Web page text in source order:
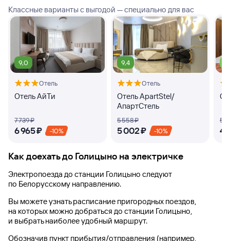
Классные варианты с выгодой — специально для вас
9,0
Отель
Отель АйТи
7 ⁠739 ⁠₽
6 ⁠965 ⁠₽ -10%
9,4
Отель
Отель ApartStel/
АпартСтель
5 ⁠558 ⁠₽
5 ⁠002 ⁠₽ -10%
5
4
Как доехать до Голицыно на электричке
Электропоезда до станции Голицыно следуют
по Белорусскому направлению.
Вы можете узнать расписание пригородных поездов,
на которых можно добраться до станции Голицыно,
и выбрать наиболее удобный маршрут.
Обозначив пункт прибытия/отправления (например,